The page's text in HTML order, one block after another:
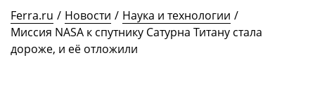
Ferra.ru / Новости / Наука и технологии /
Миссия NASA к спутнику Сатурна Титану стала
дороже, и её отложили